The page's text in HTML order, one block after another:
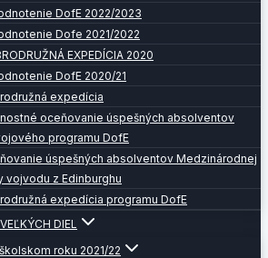
DofE 2022/2023
Dofe 2021/2022
EXPEDÍCIA 2020
DofE 2020/21
expedícia
oceňovanie úspešných absolventov
programu DofE
úspešných absolventov Medzinárodnej
vojvodu z Edinburghu
expedícia programu DofE
DIEL
roku 2021/22